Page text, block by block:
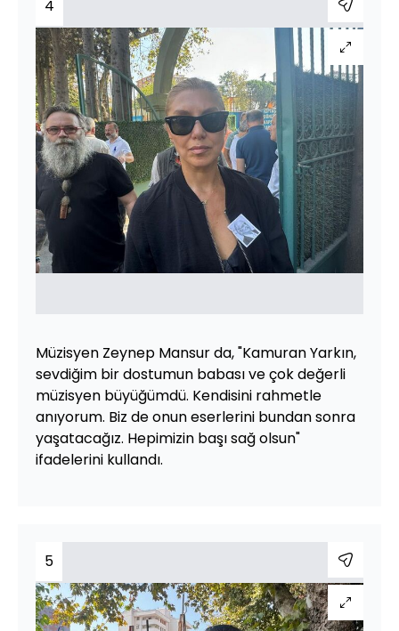
4
Müzisyen Zeynep Mansur da, "Kamuran Yarkın,
sevdiğim bir dostumun babası ve çok değerli
müzisyen büyüğümdü. Kendisini rahmetle
anıyorum. Biz de onun eserlerini bundan sonra
yaşatacağız. Hepimizin başı sağ olsun"
ifadelerini kullandı.
5